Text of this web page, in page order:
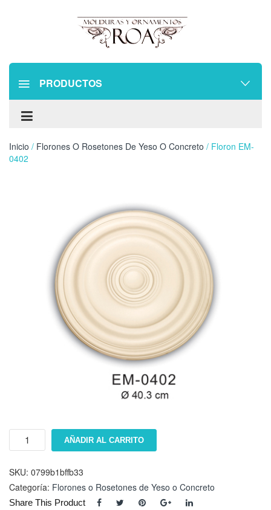
PRODUCTOS
Inicio / Florones O Rosetones De Yeso O Concreto / Floron EM-
0402
Floron
cantidad
AÑADIR AL CARRITO
SKU: 0799b1bffb33
Categoría: Florones o Rosetones de Yeso o Concreto
Share This Product